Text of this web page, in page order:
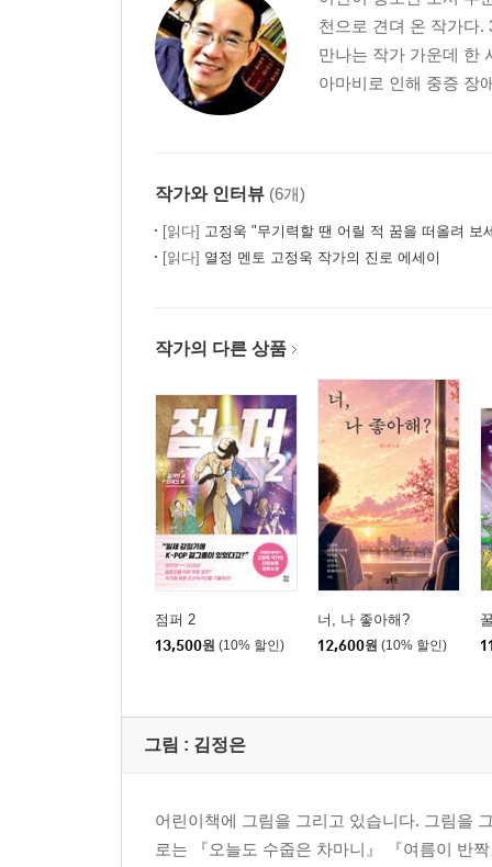
천으로 견뎌 온 작가다.
만나는 작가 가운데 한
아마비로 인해 중증 장
작가와 인터뷰 (6개)
[읽다] 고정욱 "무기력할 땐 어릴 적 꿈을 떠올려 보
[읽다] 열정 멘토 고정욱 작가의 진로 에세이
작가의 다른 상품
점퍼 2
13,500원 (10% 할인)
너, 나 좋아해?
12,600원 (10% 할인)
그림 : 김정은
어린이책에 그림을 그리고 있습니다. 그림을
로는 『오늘도 수줍은 차마니』 『여름이 반